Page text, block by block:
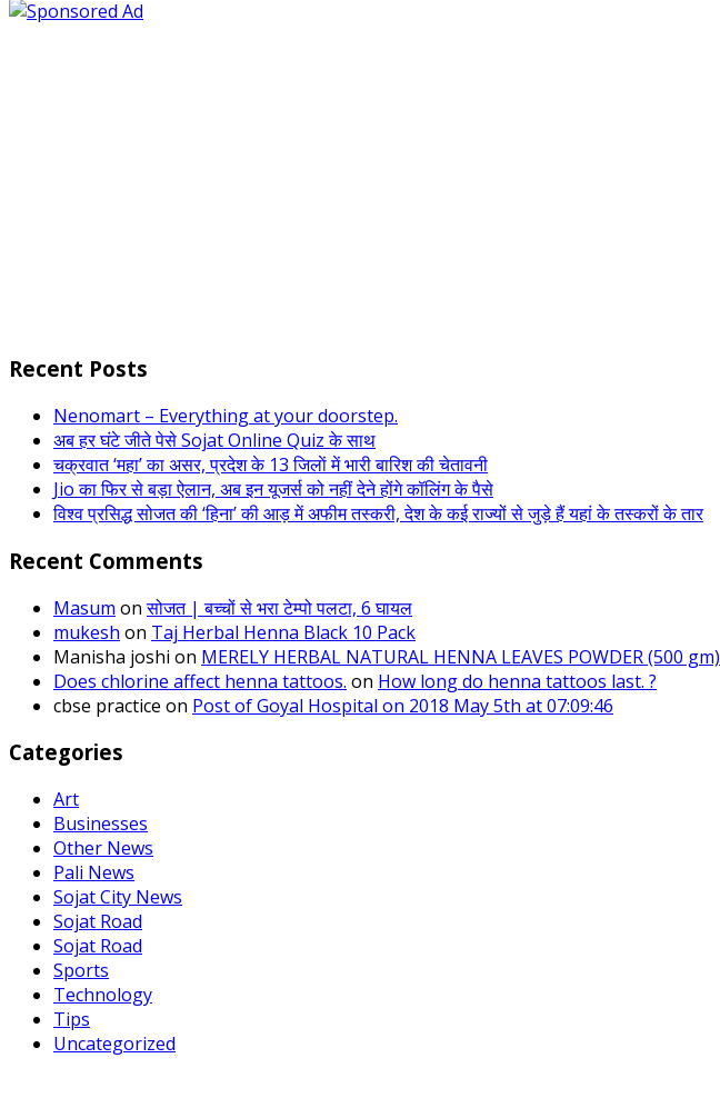
Recent Posts
Nenomart – Everything at your doorstep.
अब हर घंटे जीते पेसे Sojat Online Quiz के साथ
चक्रवात ‘महा’ का असर, प्रदेश के 13 जिलाें में भारी बारिश की चेतावनी
Jio का फिर से बड़ा ऐलान, अब इन यूजर्स को नहीं देने होंगे कॉलिंग के पैसे
विश्व प्रसिद्ध सोजत की ‘हिना’ की आड़ में अफीम तस्करी, देश के कई राज्यों से जुड़े हैं यहां के तस्करों के तार
Recent Comments
Masum onसोजत | बच्चों से भरा टेम्पो पलटा, 6 घायल
mukesh on Taj Herbal Henna Black 10 Pack
Manisha joshi on MERELY HERBAL NATURAL HENNA LEAVES POWDER (500 gm)
Does chlorine affect henna tattoos. on How long do henna tattoos last. ?
cbse practice on Post of Goyal Hospital on 2018 May 5th at 07:09:46
Categories
Art
Businesses
Other News
Pali News
Sojat City News
Sojat Road
Sojat Road
Sports
Technology
Tips
Uncategorized